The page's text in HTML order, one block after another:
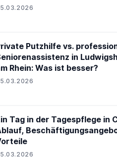
Putzhilfe vs.
in
Rhein: Was ist besser?
Tag in der Tagespflege in